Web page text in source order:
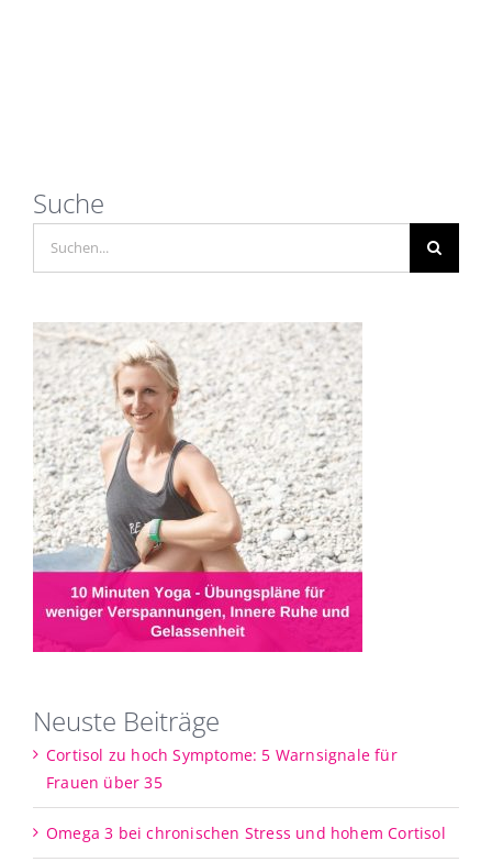
Suche
Neuste Beiträge
Cortisol zu hoch Symptome: 5 Warnsignale für
Frauen über 35
Omega 3 bei chronischen Stress und hohem Cortisol